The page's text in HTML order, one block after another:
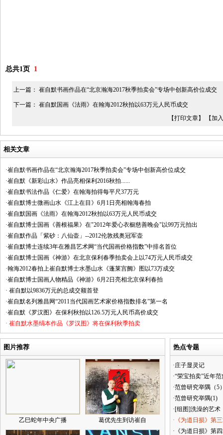
总共1页 1
上一篇： 崔自默书画作品在“北京瀚海2017秋季拍卖会”专场中创新高价位成交
下一篇： 崔自默国画《法雨》在翰海2012秋拍以63万元人民币成交
【打印文章】
【加
相关文章
·崔自默书画作品在“北京瀚海2017秋季拍卖会”专场中创新高价位成交
·崔自默《新彩山水》作品亮相保利2016秋拍......
·崔自默书法作品《仁爱》在翰海拍得每平尺37万元
·崔自默博士微画山水《江上在目》6月1日亮相翰海春拍
·崔自默国画《法雨》在翰海2012秋拍以63万元人民币成交
·崔自默博士国画《善根福果》在"2012年爱心衣橱慈善晚会"以99万元拍出
·崔自默作品「紫砂：八仙壶」--2012伦敦残奥冠军壶
·崔自默博士连续3年在雅昌艺术网“当代国画价格指数”中排名首位
·崔自默博士国画《神游》在北京保利春季拍卖会上以74万元人民币成交
·翰海2012春拍上崔自默博士水墨山水《蓬莱宫阙》图以73万成交
·崔自默博士国画人物精品《神游》6月2日亮相北京保利春拍
· 崔自默以9836万元的总成交额首登
·崔自默名列雅昌网“2011当代国画艺术家价格指数排名”第一名
·崔自默《罗汉图》在保利秋拍以126.5万元人民币高价成交
· 崔自默水墨绢本作品《罗汉图》将在保利秋季拍卖
图片推荐
乙巳蛇年中央广播 葛优先生到访崔自
热点专题
·庄子显灵记
·“荣宝拍卖”近年
·范曾研究举隅（5
·范曾研究举隅(1)
·[组图]洗澡的艺
·《为道日损》第
·《为道日损》第